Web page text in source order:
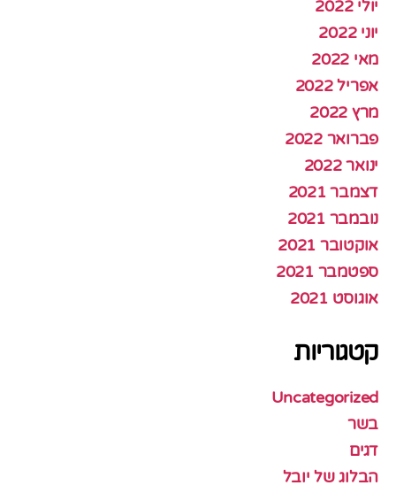
יולי 2022
יוני 2022
מאי 2022
אפריל 2022
מרץ 2022
פברואר 2022
ינואר 2022
דצמבר 2021
נובמבר 2021
אוקטובר 2021
ספטמבר 2021
אוגוסט 2021
קטגוריות
Uncategorized
בשר
דגים
הבלוג של יובל